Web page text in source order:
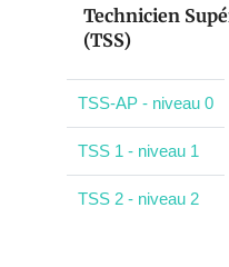
Technicien
(TSS)
TSS-AP - niveau 0
TSS 1 - niveau 1
TSS 2 - niveau 2